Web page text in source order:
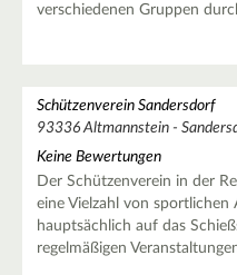
verschiedenen Gruppen
Schützenverein Sandersdorf
93336 Altmannstein -
Keine Bewertungen
Der Schützenverein in der
eine Vielzahl von sportlichen
hauptsächlich auf das
regelmäßigen